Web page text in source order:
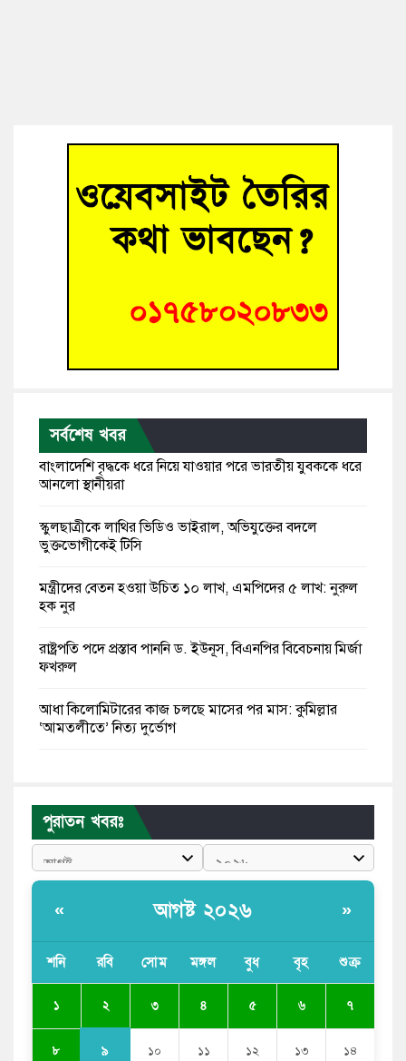
সর্বশেষ খবর
বাংলাদেশি বৃদ্ধকে ধরে নিয়ে যাওয়ার পরে ভারতীয় যুবককে ধরে
আনলো স্থানীয়রা
স্কুলছাত্রীকে লাথির ভিডিও ভাইরাল, অভিযুক্তের বদলে
ভুক্তভোগীকেই টিসি
মন্ত্রীদের বেতন হওয়া উচিত ১০ লাখ, এমপিদের ৫ লাখ: নুরুল
হক নুর
রাষ্ট্রপতি পদে প্রস্তাব পাননি ড. ইউনূস, বিএনপির বিবেচনায় মির্জা
ফখরুল
আধা কিলোমিটারের কাজ চলছে মাসের পর মাস: কুমিল্লার
‘আমতলীতে’ নিত্য দুর্ভোগ
পুলিশকে পিটিয়ে রক্তাক্ত করেছি এ দৃশ্য কি আপনারা দেখেননি:
এনসিপি নেতা
সরকার
সজীব ওয়াজেদ জয়
পুরাতন খবরঃ
« আগষ্ট ২০২৬ »
শনি রবি সোম মঙ্গল বুধ বৃহ শুক্র
১ ২ ৩ ৪ ৫ ৬ ৭
৮ ৯ ১০ ১১ ১২ ১৩ ১৪